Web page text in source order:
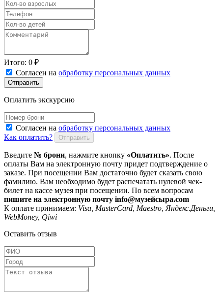
Итого: 0 ₽
Согласен на обработку персональных данных
Отправить
Оплатить экскурсию
Согласен на обработку персональных данных
Как оплатить?
Отправить
Введите № брони, нажмите кнопку «Оплатить». После
оплаты Вам на электронную почту придет подтверждение о
заказе. При посещении Вам достаточно будет сказать свою
фамилию. Вам необходимо будет распечатать нулевой чек-
билет на кассе музея при посещении. По всем вопросам
пишите на электронную почту info@музейсыра.com
К оплате принимаем: Visa, MasterCard, Maestro, Яндекс.Деньги,
WebMoney, Qiwi
Оставить отзыв